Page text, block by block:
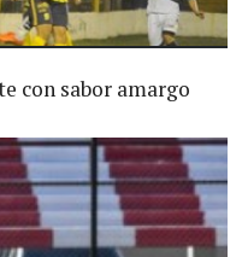
con sabor amargo